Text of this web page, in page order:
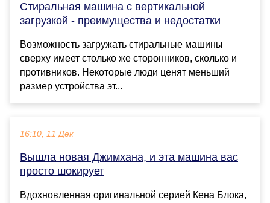
Стиральная машина с вертикальной
загрузкой - преимущества и недостатки
Возможность загружать стиральные машины
сверху имеет столько же сторонников, сколько и
противников. Некоторые люди ценят меньший
размер устройства эт...
16:10, 11 Дек
Вышла новая Джимхана, и эта машина вас
просто шокирует
Вдохновленная оригинальной серией Кена Блока,